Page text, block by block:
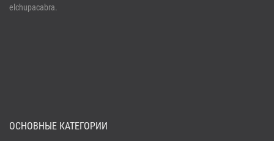
elchupacabra.
ОСНОВНЫЕ КАТЕГОРИИ